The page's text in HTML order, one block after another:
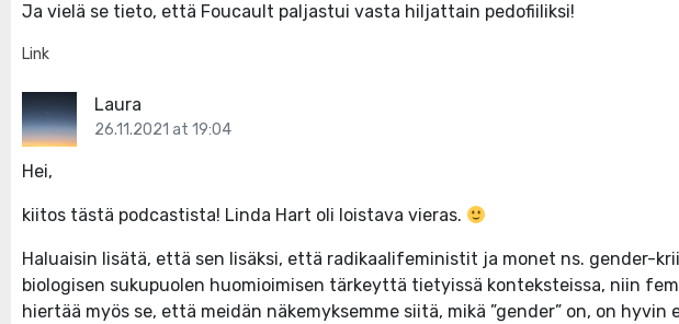
Ja vielä se tieto, että Foucault paljastui vasta hiljattain pedofiiliksi!
Link
Laura
26.11.2021 at 19:04
Hei,
kiitos tästä podcastista! Linda Hart oli loistava vieras.
Haluaisin lisätä, että sen lisäksi, että radikaalifeministit ja monet ns. gender-
biologisen sukupuolen huomioimisen tärkeyttä tietyissä konteksteissa, niin
hiertää myös se, että meidän näkemyksemme siitä, mikä ”gender” on, on